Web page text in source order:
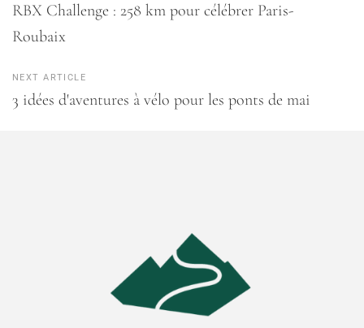
RBX Challenge : 258 km pour célébrer Paris-
Roubaix
NEXT ARTICLE
3 idées d'aventures à vélo pour les ponts de mai